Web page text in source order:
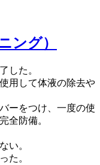
ング）
した。
用して体液の除去や
ーをつけ、一度の使
全防備。
い。
た。